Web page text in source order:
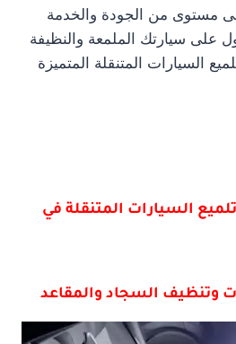
مستوى من الجودة والخدمة
على سيارتك الملمعة والنظيفة
السيارات المتنقلة المتميزة
السيارات المتنقلة في
وتنظيف السجاد والمقاعد